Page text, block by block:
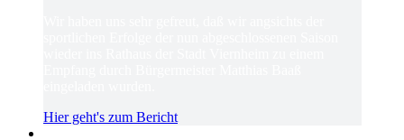
Hier geht's zum Bericht